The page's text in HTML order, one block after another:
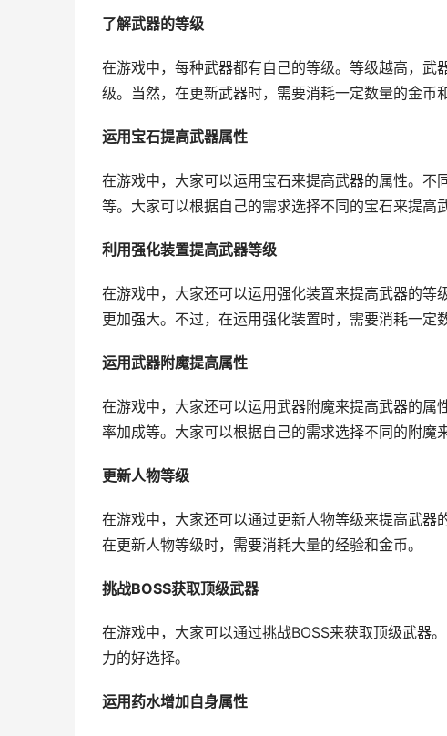
了解武器的等级
在游戏中，每种武器都有自己的等级。等级越高，
级。当然，在更新武器时，需要消耗一定数量的金币
运用宝石提高武器属性
在游戏中，大家可以运用宝石来提高武器的属性。
等。大家可以根据自己的需求选择不同的宝石来提高
利用强化装置提高武器等级
在游戏中，大家还可以运用强化装置来提高武器的
更加强大。不过，在运用强化装置时，需要消耗一定
运用武器附魔提高属性
在游戏中，大家还可以运用武器附魔来提高武器的
率加成等。大家可以根据自己的需求选择不同的附魔
更新人物等级
在游戏中，大家还可以通过更新人物等级来提高武器
在更新人物等级时，需要消耗大量的经验和金币。
挑战BOSS获取顶级武器
在游戏中，大家可以通过挑战BOSS来获取顶级武器
力的好选择。
运用药水增加自身属性